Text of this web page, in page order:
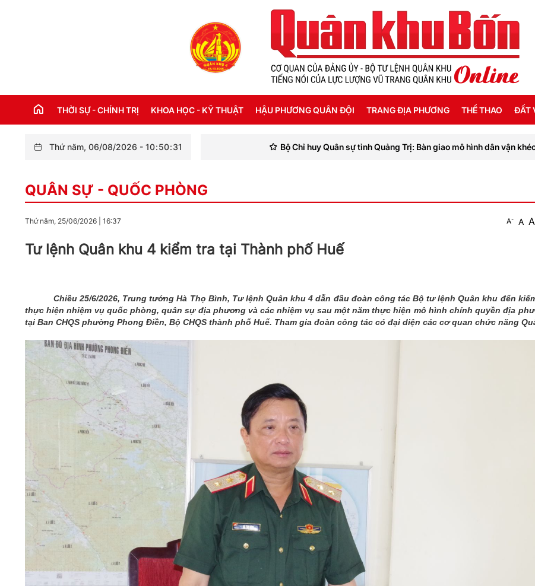
THỜI SỰ - CHÍNH TRỊ
THỜI SỰ QUỐC TẾ
KỶ NIỆM 110 NĂM NGÀY BÁC HỒ RA ĐI
CHÀO MỪNG KỶ NIỆM 75 NĂM NGÀY
TRUYỀN THỐNG LỰC LƯỢNG VŨ TRANG
QUÂN KHU 4 (15/10/1945 - 15/10/2020)
KHOA HỌC - KỸ THUẬT HẬU PHƯƠNG QUÂN ĐỘI TRANG ĐỊA PHƯƠNG THỂ THAO ĐẤT
Thứ năm, 06/08/2026 - 10:50:33 Bộ Chỉ huy Quân sự tỉnh Quảng Trị: Bàn giao mô hình dân vận khéo “Kết nối yêu thương
QUÂN SỰ - QUỐC PHÒNG
Thứ năm, 25/06/2026 16:37 A- A A
Tư lệnh Quân khu 4 kiểm tra tại Thành phố Huế
Chiều 25/6/2026, Trung tướng Hà Thọ Bình, Tư lệnh Quân khu 4 dẫn đầu đoàn công tác Bộ tư lệnh Quân khu đến
thực hiện nhiệm vụ quốc phòng, quân sự địa phương và các nhiệm vụ sau một năm thực hiện mô hình chính quyền địa
tại Ban CHQS phường Phong Điền, Bộ CHQS thành phố Huế. Tham gia đoàn công tác có đại diện các cơ quan chức năng